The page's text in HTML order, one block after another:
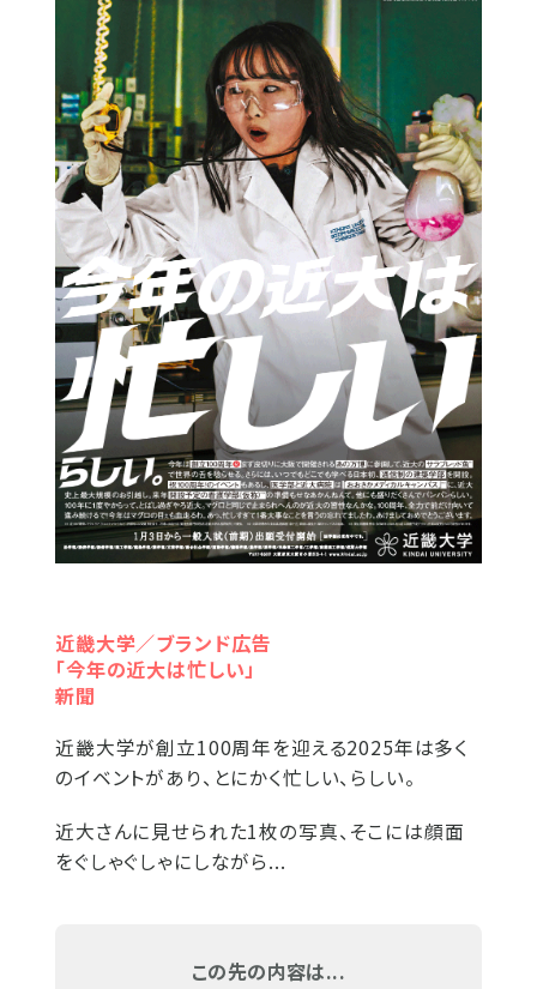
近畿大学／ブランド広告
「今年の近大は忙しい」
新聞
近畿大学が創立100周年を迎える2025年は多く
のイベントがあり、とにかく忙しい、らしい。
近大さんに見せられた1枚の写真、そこには顔面
をぐしゃぐしゃにしながら...
この先の内容は...